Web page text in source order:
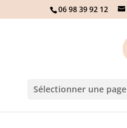
06 98 39 92 12
Sélectionner une page